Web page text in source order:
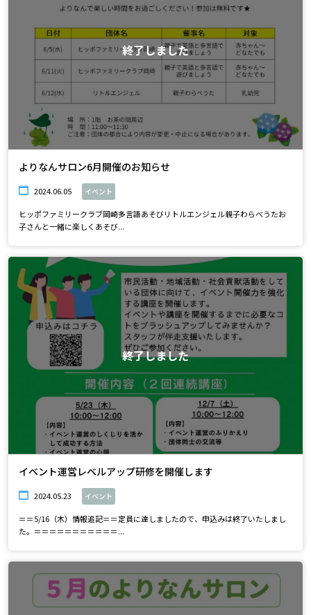
終了しました
よりなんサロン6月開催のお知らせ
2024.06.05 イベント
ヒッポファミリークラブ岡崎多言語あそびリトルエンジェル親子わらべうたお
子さんと一緒に楽しくあそび...
終了しました
イベント運営レベルアップ研修を開催します
2024.05.23 イベント
＝＝5/16（木）情報追記＝＝定員に達しましたので、申込みは終了いたしまし
た。＝＝＝＝＝＝＝＝＝＝＝...